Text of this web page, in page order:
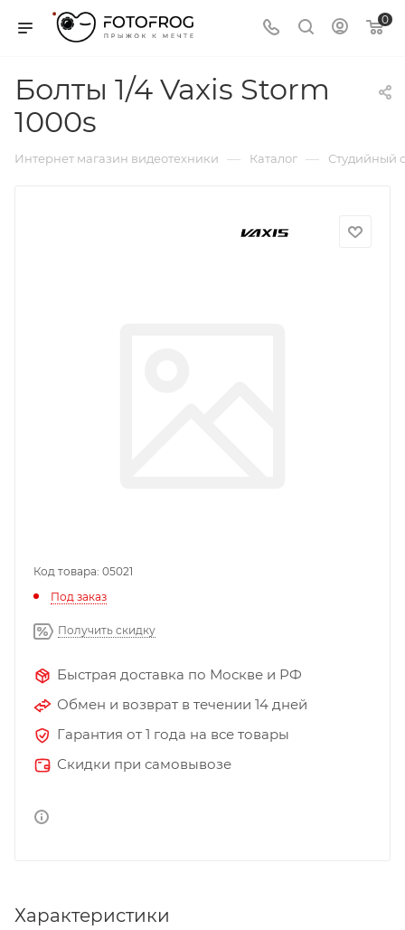
0
Болты 1/4 Vaxis Storm
1000s
Интернет магазин видеотехники — Каталог — Студийный
Код товара: 05021
Под заказ
Получить скидку
Быстрая доставка по Москве и РФ
Обмен и возврат в течении 14 дней
Гарантия от 1 года на все товары
Скидки при самовывозе
Характеристики